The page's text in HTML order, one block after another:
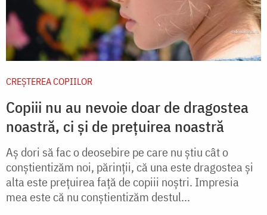
CREŞTEREA COPIILOR
Copiii nu au nevoie doar de dragostea
noastră, ci și de prețuirea noastră
Aş dori să fac o deosebire pe care nu ştiu cât o
conştientizăm noi, părinţii, că una este dragostea şi
alta este preţuirea faţă de copiii noştri. Impresia
mea este că nu conştientizăm destul...